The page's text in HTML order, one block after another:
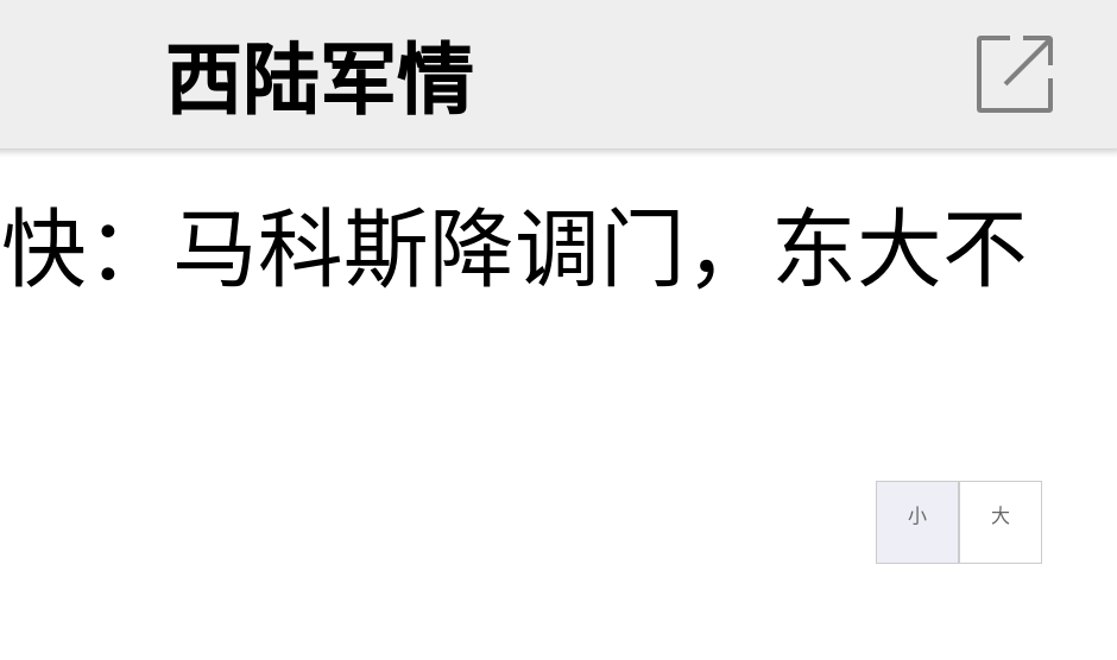
西陆军情
：马科斯降调门，东大不
小 大